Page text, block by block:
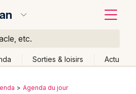
etc.
Sorties & loisirs Actu
Agenda du jour